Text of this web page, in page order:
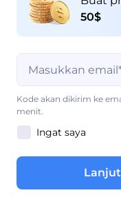
50$
Kode akan dikirim ke
menit.
Kolom ini wajib diisi
Ingat saya